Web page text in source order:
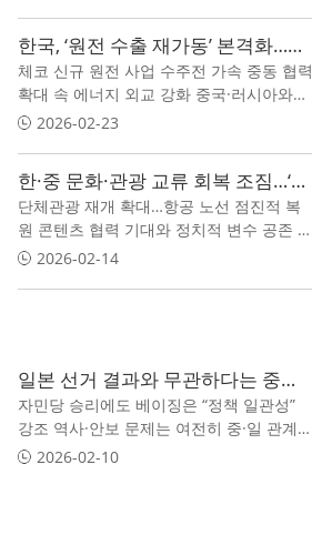
한국, ‘원전 수출 재가동’ 본격화…체코·중동 시장 공략 속 중국 변수 부상
체코 신규 원전 사업 수주전 가속 중동 협력
확대 속 에너지 외교 강화 중국·러시아와의
경쟁 구도 심화
2026-02-23
한·중 문화·관광 교류 회복 조짐…‘한한령’ 이후 8년, 변화의 신호탄
단체관광 재개 확대…항공 노선 점진적 복
원 콘텐츠 협력 기대와 정치적 변수 공존 지
방 관광업계 “실질 회복은 아직”
2026-02-14
일본 선거 결과와 무관하다는 중국… ‘대일 외교’의 불변 공식
자민당 승리에도 베이징은 “정책 일관성”
강조 역사·안보 문제는 여전히 중·일 관계의
핵심 변수 동북아 질서 속 중국의 계산된 거
2026-02-10